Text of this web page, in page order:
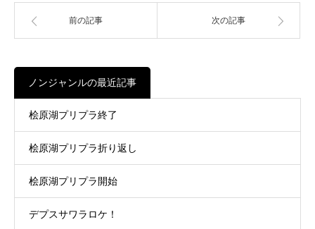
前の記事 次の記事
ノンジャンルの最近記事
桧原湖プリプラ終了
桧原湖プリプラ折り返し
桧原湖プリプラ開始
デプスサワラロケ！